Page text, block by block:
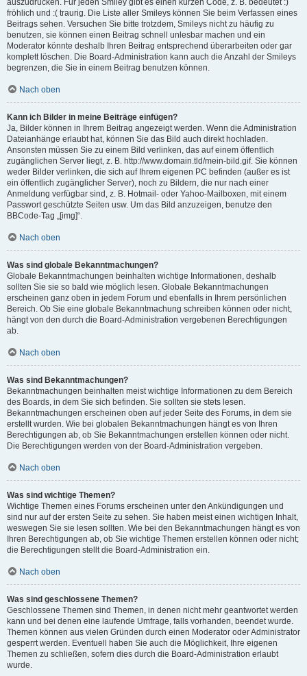
auszudrücken. Für jeden Smiley gibt es einen kurzen Code, z. B. bedeutet :)
fröhlich und :( traurig. Die Liste aller Smileys können Sie beim Verfassen eines
Beitrags sehen. Versuchen Sie bitte trotzdem, Smileys nicht zu häufig zu
benutzen, sie können einen Beitrag schnell unlesbar machen und ein
Moderator könnte deshalb Ihren Beitrag entsprechend überarbeiten oder gar
komplett löschen. Die Board-Administration kann auch die Anzahl der Smileys
begrenzen, die Sie in einem Beitrag benutzen können.
Nach oben
Kann ich Bilder in meine Beiträge einfügen?
Ja, Bilder können in Ihrem Beitrag angezeigt werden. Wenn die Administration
Dateianhänge erlaubt hat, können Sie das Bild auch direkt hochladen.
Ansonsten müssen Sie zu einem Bild verlinken, das auf einem öffentlich
zugänglichen Server liegt, z. B. http://www.domain.tld/mein-bild.gif. Sie können
weder Bilder verlinken, die sich auf Ihrem eigenen PC befinden (außer es ist
ein öffentlich zugänglicher Server), noch zu Bildern, die nur nach einer
Anmeldung verfügbar sind, z. B. Hotmail- oder Yahoo-Mailboxen, mit einem
Passwort geschützte Seiten usw. Um das Bild anzuzeigen, benutze den
BBCode-Tag „[img]“.
Nach oben
Was sind globale Bekanntmachungen?
Globale Bekanntmachungen beinhalten wichtige Informationen, deshalb
sollten Sie sie so bald wie möglich lesen. Globale Bekanntmachungen
erscheinen ganz oben in jedem Forum und ebenfalls in Ihrem persönlichen
Bereich. Ob Sie eine globale Bekanntmachung schreiben können oder nicht,
hängt von den durch die Board-Administration vergebenen Berechtigungen
ab.
Nach oben
Was sind Bekanntmachungen?
Bekanntmachungen beinhalten meist wichtige Informationen zu dem Bereich
des Boards, in dem Sie sich befinden. Sie sollten sie stets lesen.
Bekanntmachungen erscheinen oben auf jeder Seite des Forums, in dem sie
erstellt wurden. Wie bei globalen Bekanntmachungen hängt es von Ihren
Berechtigungen ab, ob Sie Bekanntmachungen erstellen können oder nicht.
Die Berechtigungen werden von der Board-Administration vergeben.
Nach oben
Was sind wichtige Themen?
Wichtige Themen eines Forums erscheinen unter den Ankündigungen und
sind nur auf der ersten Seite zu sehen. Sie haben meist einen wichtigen Inhalt,
weswegen Sie sie lesen sollten. Wie bei den Bekanntmachungen hängt es von
Ihren Berechtigungen ab, ob Sie wichtige Themen erstellen können oder nicht;
die Berechtigungen stellt die Board-Administration ein.
Nach oben
Was sind geschlossene Themen?
Geschlossene Themen sind Themen, in denen nicht mehr geantwortet werden
kann und bei denen eine laufende Umfrage, falls vorhanden, beendet wurde.
Themen können aus vielen Gründen durch einen Moderator oder Administrator
gesperrt werden. Eventuell haben Sie auch die Möglichkeit, Ihre eigenen
Themen zu schließen, sofern dies durch die Board-Administration erlaubt
wurde.